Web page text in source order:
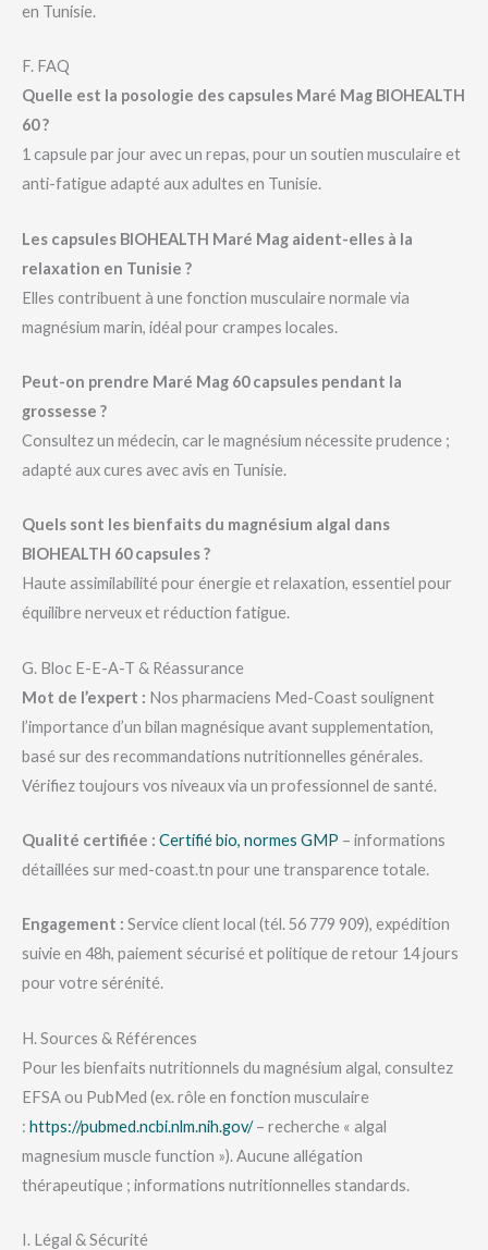
en Tunisie.
F. FAQ
Quelle est la posologie des capsules Maré Mag BIOHEALTH
60 ?
1 capsule par jour avec un repas, pour un soutien musculaire et
anti-fatigue adapté aux adultes en Tunisie.
Les capsules BIOHEALTH Maré Mag aident-elles à la
relaxation en Tunisie ?
Elles contribuent à une fonction musculaire normale via
magnésium marin, idéal pour crampes locales.
Peut-on prendre Maré Mag 60 capsules pendant la
grossesse ?
Consultez un médecin, car le magnésium nécessite prudence ;
adapté aux cures avec avis en Tunisie.
Quels sont les bienfaits du magnésium algal dans
BIOHEALTH 60 capsules ?
Haute assimilabilité pour énergie et relaxation, essentiel pour
équilibre nerveux et réduction fatigue.
G. Bloc E-E-A-T & Réassurance
Mot de l’expert : Nos pharmaciens Med-Coast soulignent
l’importance d’un bilan magnésique avant supplementation,
basé sur des recommandations nutritionnelles générales.
Vérifiez toujours vos niveaux via un professionnel de santé.
Qualité certifiée : Certifié bio, normes GMP – informations
détaillées sur med-coast.tn pour une transparence totale.
Engagement : Service client local (tél. 56 779 909), expédition
suivie en 48h, paiement sécurisé et politique de retour 14 jours
pour votre sérénité.
H. Sources & Références
Pour les bienfaits nutritionnels du magnésium algal, consultez
EFSA ou PubMed (ex. rôle en fonction musculaire
: https://pubmed.ncbi.nlm.nih.gov/– recherche « algal
magnesium muscle function »). Aucune allégation
thérapeutique ; informations nutritionnelles standards.
I. Légal & Sécurité